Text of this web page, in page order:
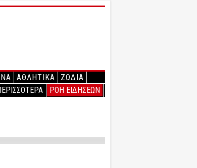
ΑΘΛΗΤΙΚΑ
ΖΩΔΙΑ
ΡΟΗ ΕΙΔΗΣΕΩΝ